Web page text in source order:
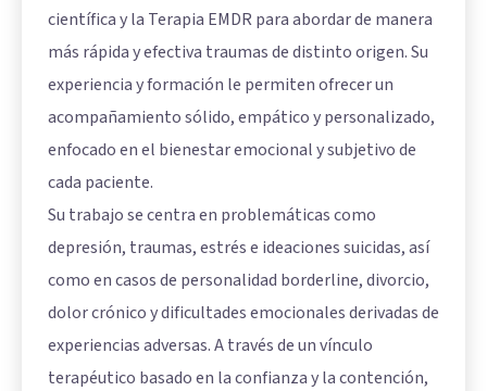
científica y la Terapia EMDR para abordar de manera
más rápida y efectiva traumas de distinto origen. Su
experiencia y formación le permiten ofrecer un
acompañamiento sólido, empático y personalizado,
enfocado en el bienestar emocional y subjetivo de
cada paciente.
Su trabajo se centra en problemáticas como
depresión, traumas, estrés e ideaciones suicidas, así
como en casos de personalidad borderline, divorcio,
dolor crónico y dificultades emocionales derivadas de
experiencias adversas. A través de un vínculo
terapéutico basado en la confianza y la contención,